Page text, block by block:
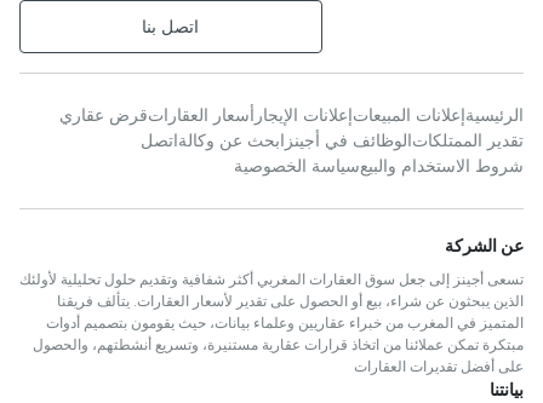
اتصل بنا
الرئيسيةإعلانات المبيعاتإعلانات الإيجار أسعار العقاراتقرض عقاري
تقدير الممتلكاتالوظائف في أجينز ابحث عن وكالةاتصل
شروط الاستخدام والبيعسياسة الخصوصية
عن الشركة
تسعى أجينز إلى جعل سوق العقارات المغربي أكثر شفافية وتقديم حلول تحليلية لأولئك
الذين يبحثون عن شراء، بيع أو الحصول على تقدير لأسعار العقارات. يتألف فريقنا
المتميز في المغرب من خبراء عقاريين وعلماء بيانات، حيث يقومون بتصميم أدوات
مبتكرة تمكن عملائنا من اتخاذ قرارات عقارية مستنيرة، وتسريع أنشطتهم، والحصول
على أفضل تقديرات العقارات
بيانتنا